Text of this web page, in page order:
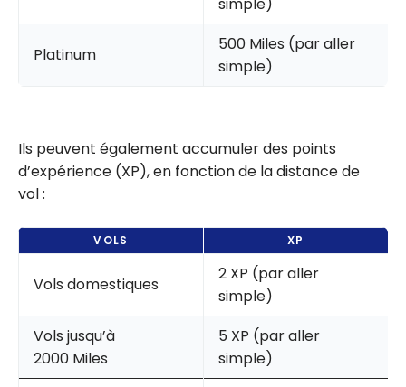
Platinum
500 Miles (par aller
simple)
Ils peuvent également accumuler des points
d’expérience (XP), en fonction de la distance de
vol :
VOLS XP
Vols domestiques
2 XP (par aller
simple)
Vols jusqu’à
2000 Miles
5 XP (par aller
simple)